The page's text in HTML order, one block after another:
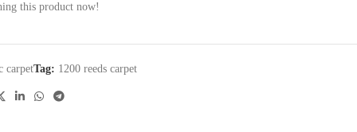
this product now!
carpetTag: 1200 reeds carpet